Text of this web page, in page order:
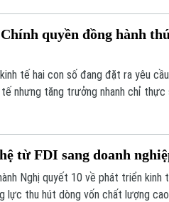
quyền đồng hành
tế hai con số đang đặt ra yêu
nhưng tăng trưởng nhanh chỉ
từ FDI sang doanh
Nghị quyết 10 về phát triển
lực thu hút dòng vốn chất lượng